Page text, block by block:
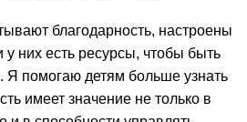
благодарность, настроены
у них есть ресурсы, чтобы быть
помогаю детям больше узнать
имеет значение не только в